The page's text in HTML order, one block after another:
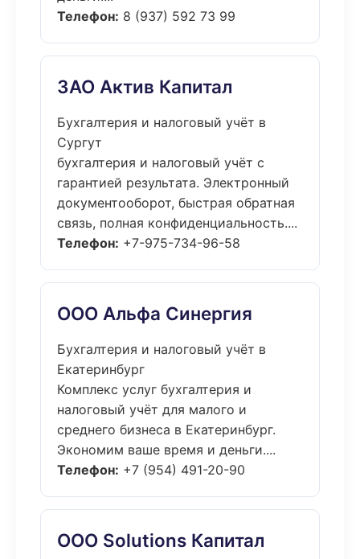
Телефон: 8 (937) 592 73 99
ЗАО Актив Капитал
Бухгалтерия и налоговый учёт в
Сургут
бухгалтерия и налоговый учёт с
гарантией результата. Электронный
документооборот, быстрая обратная
связь, полная конфиденциальность....
Телефон: +7-975-734-96-58
ООО Альфа Синергия
Бухгалтерия и налоговый учёт в
Екатеринбург
Комплекс услуг бухгалтерия и
налоговый учёт для малого и
среднего бизнеса в Екатеринбург.
Экономим ваше время и деньги....
Телефон: +7 (954) 491-20-90
ООО Solutions Капитал